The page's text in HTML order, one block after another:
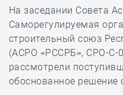
На заседании Совета
Саморегулируемая
строительный союз
(АСРО «РССРБ», СРО-С-
рассмотрели
обоснованное решение